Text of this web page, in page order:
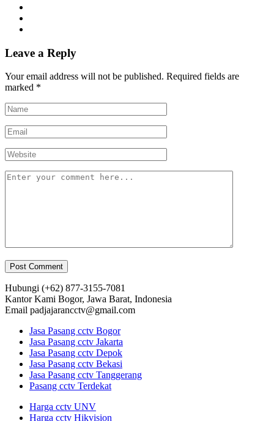
Leave a Reply
Your email address will not be published. Required fields are
marked *
Hubungi (+62) 877-3155-7081
Kantor Kami Bogor, Jawa Barat, Indonesia
Email padjajarancctv@gmail.com
Jasa Pasang cctv Bogor
Jasa Pasang cctv Jakarta
Jasa Pasang cctv Depok
Jasa Pasang cctv Bekasi
Jasa Pasang cctv Tanggerang
Pasang cctv Terdekat
Harga cctv UNV
Harga cctv Hikvision